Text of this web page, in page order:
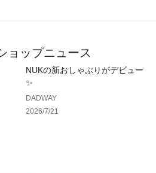
です。
ルは、赤ちゃんが大きくなった後
ベッドシーツなどとして長く活躍し
る場合がございます。
ョップニュース
NUKの新おしゃぶりがデビュー
✨
DADWAY
2026/7/21